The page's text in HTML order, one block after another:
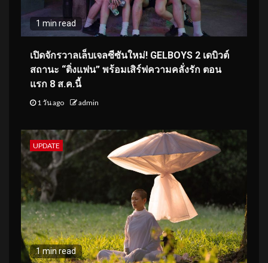
1 min read
เปิดจักรวาลเล็บเจลซีซันใหม่! GELBOYS 2 เดบิวต์
สถานะ “ติ่งแฟน” พร้อมเสิร์ฟความคลั่งรัก ตอน
แรก 8 ส.ค.นี้
1 วัน ago admin
UPDATE
1 min read